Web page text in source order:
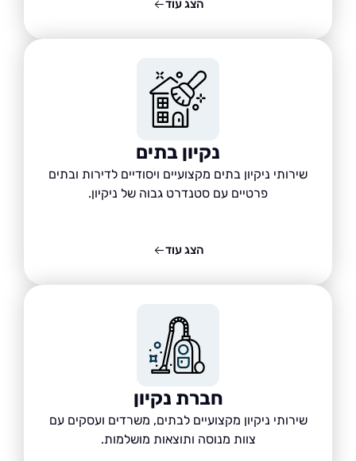
נקיון בתים
שירותי ניקיון בתים מקצועיים ויסודיים לדירות ובתים
פרטיים עם סטנדרט גבוה של ניקיון.
חברת נקיון
שירותי ניקיון מקצועיים לבתים, משרדים ועסקים עם
צוות מנוסה ותוצאות מושלמות.